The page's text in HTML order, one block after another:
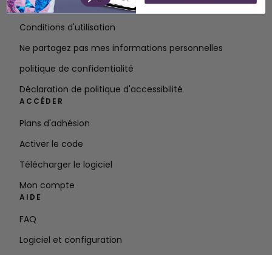
Contact
Conditions d'utilisation
Ne partagez pas mes informations personnelles
politique de confidentialité
Déclaration de politique d'accessibilité
ACCÉDER
Plans d'adhésion
Activer le code
Télécharger le logiciel
Mon compte
AIDE
FAQ
Logiciel et configuration